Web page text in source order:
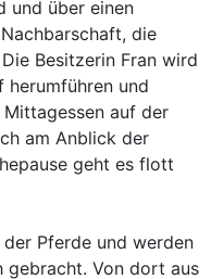
und über einen
die
Besitzerin Fran wird
herumführen und
Mittagessen auf der
am Anblick der
geht es flott
Pferde und werden
gebracht. Von dort aus